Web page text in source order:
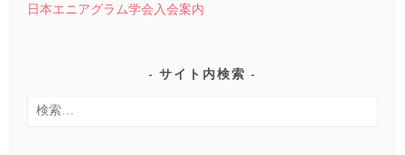
日本エニアグラム学会入会案内
サイト内検索
検